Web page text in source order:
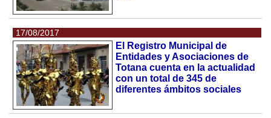
17/08/2017
El Registro Municipal de
Entidades y Asociaciones de
Totana cuenta en la actualidad
con un total de 345 de
diferentes ámbitos sociales